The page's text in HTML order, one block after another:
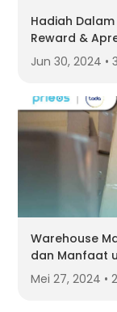
Hadiah
Reward &
Jun 30, 2024 •
Warehouse
dan Manfaat
Mei 27, 2024 •